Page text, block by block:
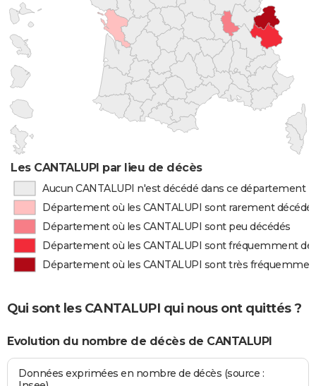
Les CANTALUPI par lieu de décès
Aucun CANTALUPI n'est décédé dans ce département
Département où les CANTALUPI sont rarement
Département où les CANTALUPI sont peu décédés
Département où les CANTALUPI sont fréquemment
Département où les CANTALUPI sont très
Qui sont les CANTALUPI qui nous ont quittés ?
Evolution du nombre de décès de CANTALUPI
Données exprimées en nombre de décès (source :